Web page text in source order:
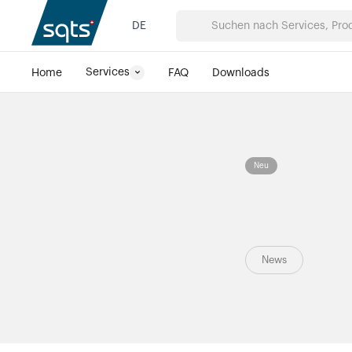
DE
Home Services FAQ Downloads
Neu
News